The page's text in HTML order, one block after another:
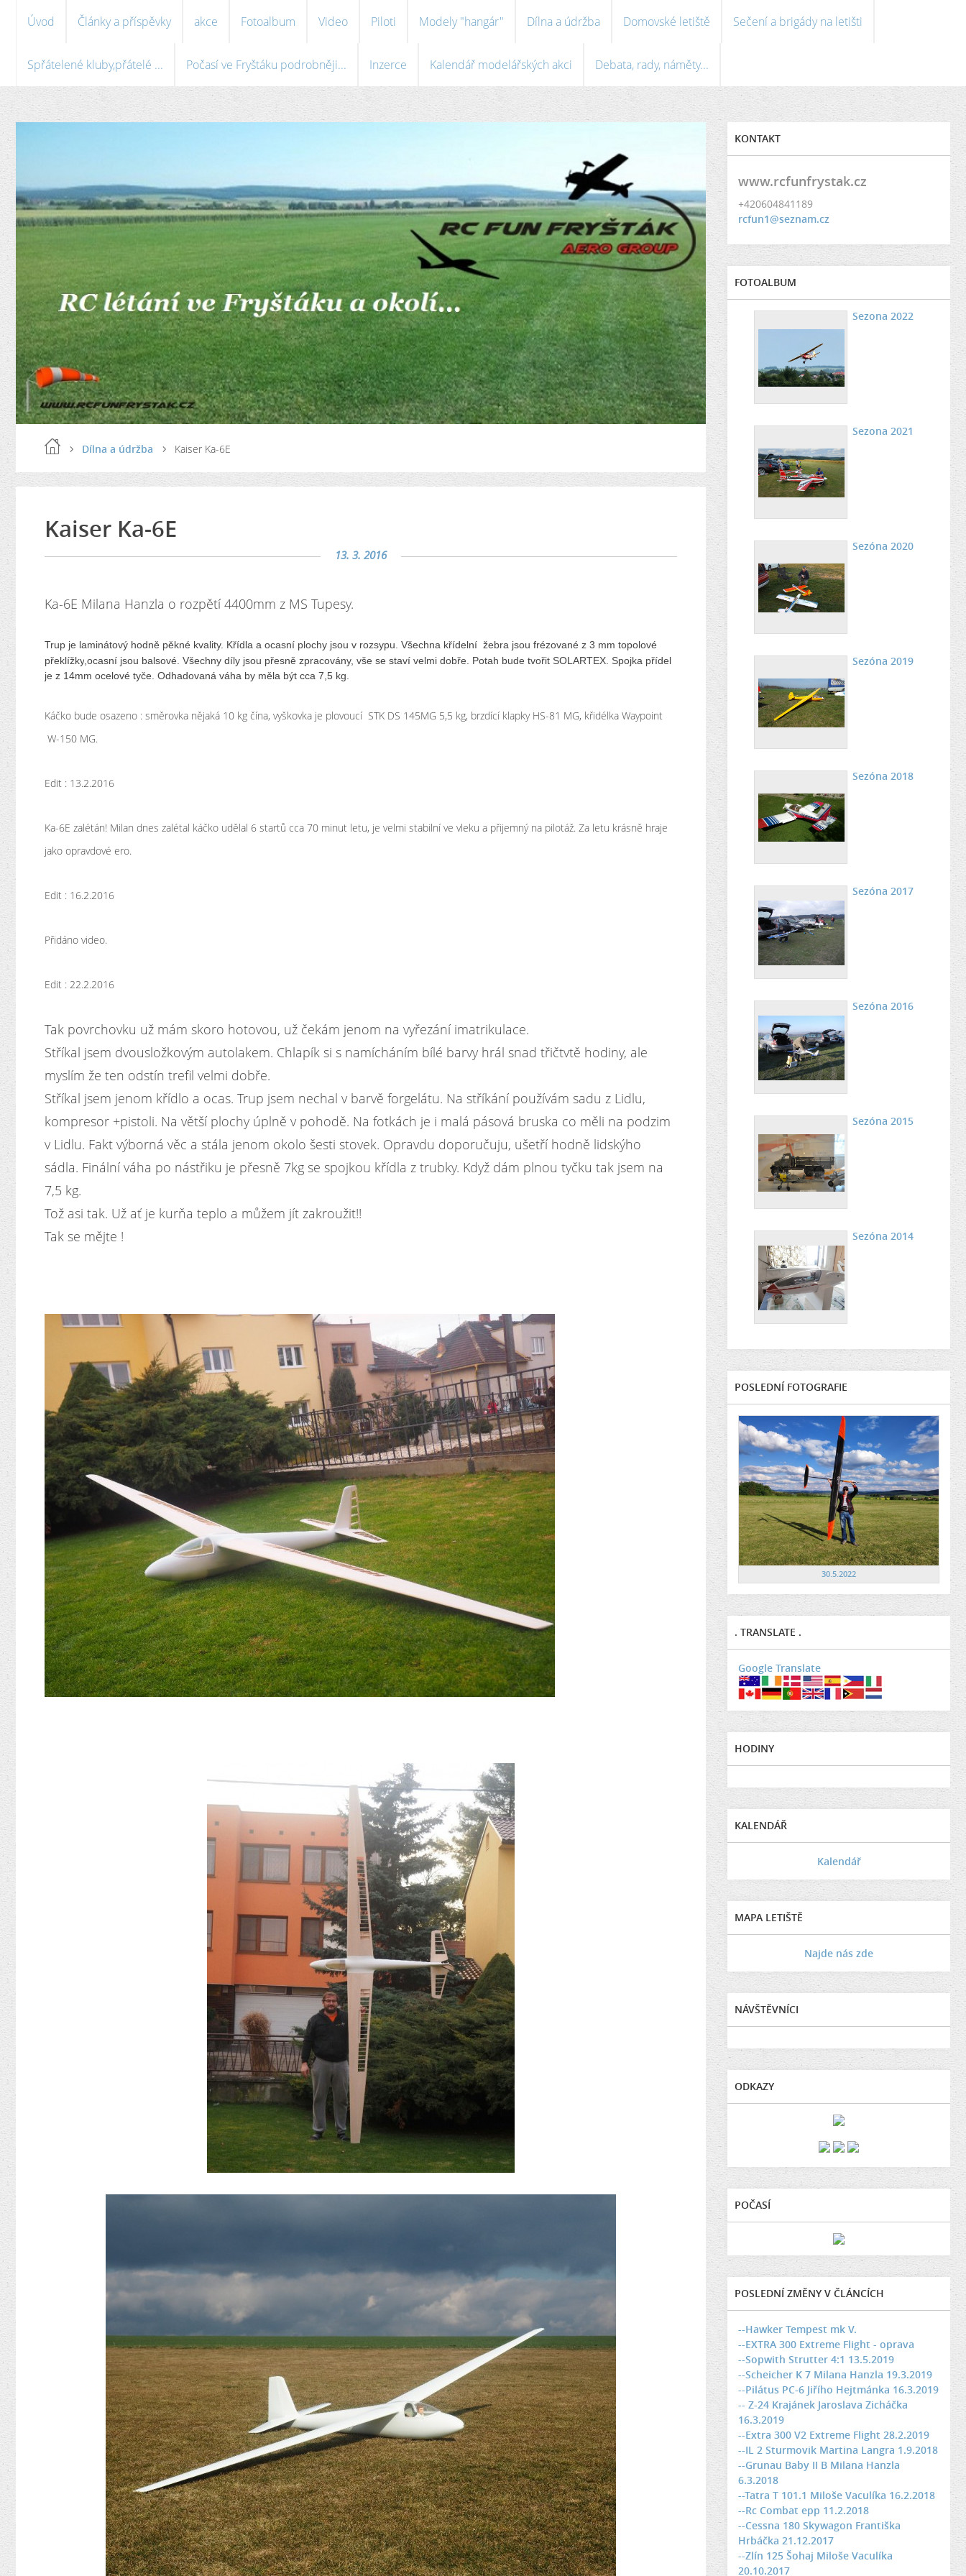
Úvod Články a příspěvky akce Fotoalbum Video Piloti Modely "hangár" Dílna a údržba Domovské letiště Sečení a brigády na letišti
Spřátelené kluby,přátelé ... Počasí ve Fryštáku podrobněji... Inzerce Kalendář modelářských akci Debata, rady, náměty...
Dílna a údržba Kaiser Ka-6E
Kaiser Ka-6E
13. 3. 2016
Ka-6E Milana Hanzla o rozpětí 4400mm z MS Tupesy.
Trup je laminátový hodně pěkné kvality. Křídla a ocasní plochy jsou v rozsypu. Všechna křídelní žebra jsou frézované z 3 mm topolové
překlížky ,ocasní jsou balsové. Všechny díly jsou přesně zpracovány, vše se staví velmi dobře. Potah bude tvořit SOLARTEX. Spojka přídel
je z 14mm ocelové tyče. Odhadovaná váha by měla být cca 7,5 kg.
Káčko bude osazeno : směrovka nějaká 10 kg čína, vyškovka je plovoucí STK DS 145MG 5,5 kg, brzdící klapky HS-81 MG, křidélka Waypoint
W-150 MG.
Edit : 13.2.2016
Ka-6E zalétán! Milan dnes zalétal káčko udělal 6 startů cca 70 minut letu, je velmi stabilní ve vleku a přijemný na pilotáž. Za letu krásně hraje
jako opravdové ero.
Edit : 16.2.2016
Přidáno video.
Edit : 22.2.2016
Tak povrchovku už mám skoro hotovou, už čekám jenom na vyřezání imatrikulace.
Stříkal jsem dvousložkovým autolakem. Chlapík si s namícháním bílé barvy hrál snad třičtvtě hodiny, ale
myslím že ten odstín trefil velmi dobře.
Stříkal jsem jenom křídlo a ocas. Trup jsem nechal v barvě forgelátu. Na stříkání používám sadu z Lidlu,
kompresor +pistoli. Na větší plochy úplně v pohodě. Na fotkách je i malá pásová bruska co měli na podzim
v Lidlu. Fakt výborná věc a stála jenom okolo šesti stovek. Opravdu doporučuju, ušetří hodně lidskýho
sádla. Finální váha po nástřiku je přesně 7kg se spojkou křídla z trubky. Když dám plnou tyčku tak jsem na
7,5 kg.
Tož asi tak. Už ať je kurňa teplo a můžem jít zakroužit!!
Tak se mějte !
KONTAKT
www.rcfunfrystak.cz
+420604841189
rcfun1@seznam.cz
FOTOALBUM
Sezona 2022
Sezona 2021
Sezóna 2020
Sezóna 2019
Sezóna 2018
Sezóna 2017
Sezóna 2016
Sezóna 2015
Sezóna 2014
POSLEDNÍ FOTOGRAFIE
30.5.2022
. TRANSLATE .
Google Translate
HODINY
KALENDÁŘ
Kalendář
MAPA LETIŠTĚ
Najde nás zde
NÁVŠTĚVNÍCI
ODKAZY
POČASÍ
POSLEDNÍ ZMĚNY V ČLÁNCÍCH
--Hawker Tempest mk V.
--EXTRA 300 Extreme Flight - oprava
--Sopwith Strutter 4:1 13.5.2019
--Scheicher K 7 Milana Hanzla 19.3.2019
--Pilátus PC-6 Jiřího Hejtmánka 16.3.2019
-- Z-24 Krajánek Jaroslava Zicháčka
16.3.2019
--Extra 300 V2 Extreme Flight 28.2.2019
--IL 2 Sturmovik Martina Langra 1.9.2018
--Grunau Baby II B Milana Hanzla
6.3.2018
--Tatra T 101.1 Miloše Vaculíka 16.2.2018
--Rc Combat epp 11.2.2018
--Cessna 180 Skywagon Františka
Hrbáčka 21.12.2017
--Zlín 125 Šohaj Miloše Vaculíka
20.10.2017